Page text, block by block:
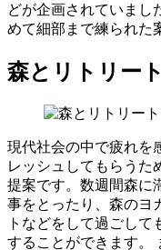
どが企画されていまし
めて細部まで練られた
森とリトリー
現代社会の中で疲れを
レッシュしてもらうた
提案です。数週間森に
事をとったり、森のヨ
トなどをして過ごして
することができます。